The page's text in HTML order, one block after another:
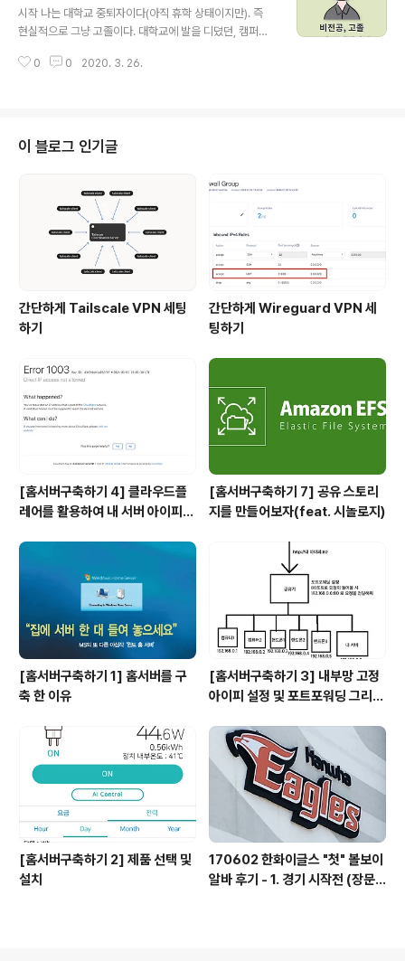
져서 보게 되었다. 그 책에 적혀있던 내용들은 정말 단순했
다. 글씨에 핵을 변경하는 방법, 글자 배경색 설정 방법, 페
기본이었다. 어쩌면 이렇게 기본중의 기본인 내용을 발견
시작 나는 대학교 중퇴자이다(아직 휴학 상태이지만). 즉
현실적으로 그냥 고졸이다. 대학교에 발을 디뎠던, 캠퍼스
없다. 졸업을 하지 않았으면 어쨌거나 저쨌거나 이력서상
회에 나온 기술자분들이시고, 나는 그냥 인문계고등학교에
서 열심히(?) 공부만 하다가 대학에 진학을 해 사실상 기술
나는 어쩌다가 대학을 포기하고 사회 초년생으로서 도전의
길을 택하게 되었을까? 사실상 이에 대해 진지하게 생각을
하게 된 것은 군대에서 미래에 대해..
0 0 2020. 3. 26.
이 블로그 인기글
간단하게 Tailscale VPN 세팅
하기
간단하게 Wireguard VPN 세
팅하기
[홈서버구축하기 4] 클라우드플
레어를 활용하여 내 서버 아이피
[홈서버구축하기 7] 공유 스토리
지를 만들어보자(feat. 시놀로지)
[홈서버구축하기 1] 홈서버를 구
축 한 이유
[홈서버구축하기 3] 내부망 고정
아이피 설정 및 포트포워딩 그리고
[홈서버구축하기 2] 제품 선택 및
설치
170602 한화이글스 "첫" 볼보이
알바 후기 - 1. 경기 시작전 (장문